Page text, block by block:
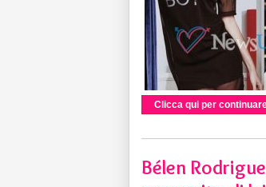
Clicca qui per
Bélen